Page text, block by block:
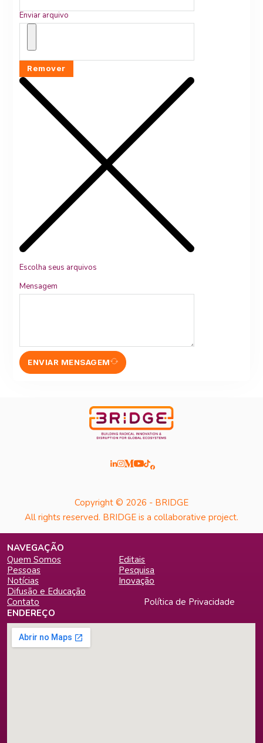
Enviar arquivo
Remover
Escolha seus arquivos
Mensagem
ENVIAR MENSAGEM
Copyright © 2026 - BRIDGE
All rights reserved. BRIDGE is a collaborative project.
ENDEREÇO
NAVEGAÇÃO
Quem Somos
Editais
Pessoas
Pesquisa
Notícias
Inovação
Difusão e Educação
Contato
Política de Privacidade